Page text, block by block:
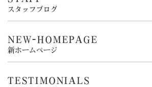
スタッフブログ
NEW-HOMEPAGE
新ホームページ
TESTIMONIALS